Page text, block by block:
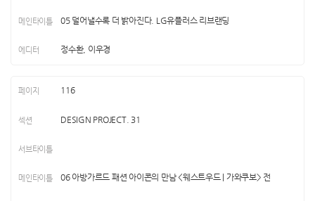
05 덜어낼수록 더 밝아진다. LG유플러스 리브랜딩
정수환, 이우경
116
DESIGN PROJECT. 31
06 아방가르드 패션 아이콘의 만남 <웨스트우드 | 가와쿠보> 전